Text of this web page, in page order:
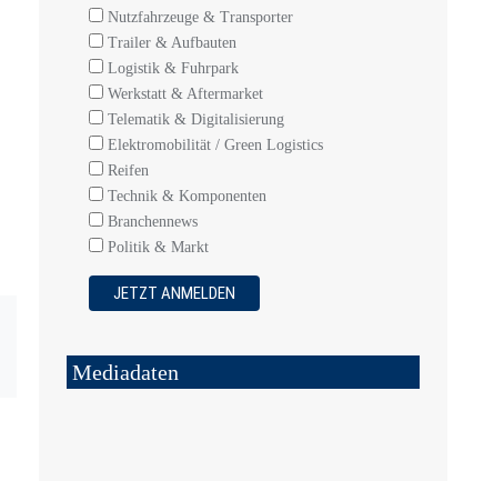
Nutzfahrzeuge & Transporter
Trailer & Aufbauten
Logistik & Fuhrpark
Werkstatt & Aftermarket
Telematik & Digitalisierung
Elektromobilität / Green Logistics
Reifen
Technik & Komponenten
Branchennews
Politik & Markt
Mediadaten